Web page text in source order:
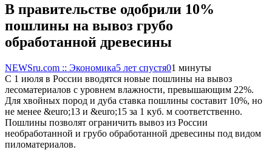
В правительстве одобрили 10%
пошлины на вывоз грубо
обработанной древесины
NEWSru.com :: Экономика5 лет спустя01 минуты
С 1 июля в России вводятся новые пошлины на вывоз
лесоматериалов с уровнем влажности, превышающим 22%.
Для хвойных пород и дуба ставка пошлины составит 10%, но
не менее &euro;13 и &euro;15 за 1 куб. м соответственно.
Пошлины позволят ограничить вывоз из России
необработанной и грубо обработанной древесины под видом
пиломатериалов.